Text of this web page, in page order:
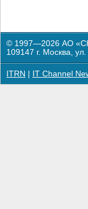
© 1997—2026 АО
109147 г. Москва,
ITRN IT Channel